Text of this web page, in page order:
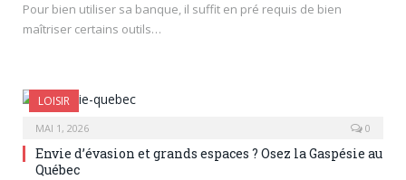
Pour bien utiliser sa banque, il suffit en pré requis de bien
maîtriser certains outils…
LOISIR
MAI 1, 2026 0
Envie d’évasion et grands espaces ? Osez la Gaspésie au
Québec